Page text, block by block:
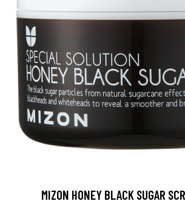
MIZON HONEY BLACK SUGAR